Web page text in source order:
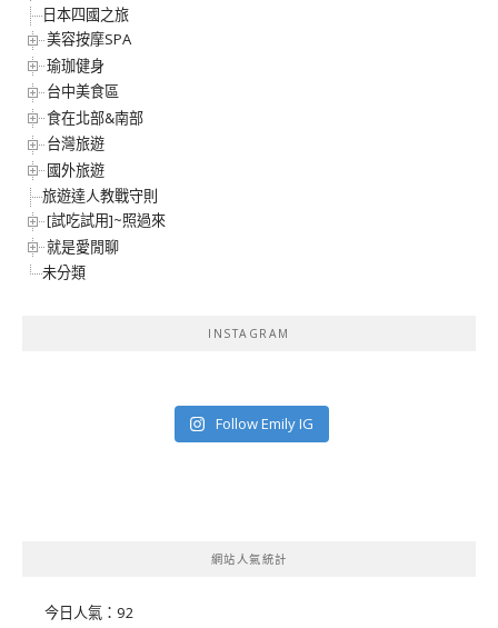
日本四國之旅
美容按摩SPA
瑜珈健身
台中美食區
食在北部&南部
台灣旅遊
國外旅遊
旅遊達人教戰守則
[試吃試用]~照過來
就是愛閒聊
未分類
INSTAGRAM
Follow Emily IG
網站人氣統計
今日人氣： 92